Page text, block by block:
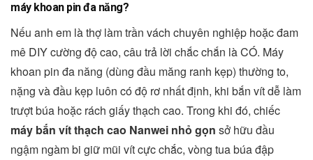
máy khoan pin đa năng?
Nếu anh em là thợ làm trần vách chuyên nghiệp hoặc đam
mê DIY cường độ cao, câu trả lời chắc chắn là CÓ. Máy
khoan pin đa năng (dùng đầu măng ranh kẹp) thường to,
nặng và đầu kẹp luôn có độ rơ nhất định, khi bắn vít dễ làm
trượt búa hoặc rách giấy thạch cao. Trong khi đó, chiếc
máy bắn vít thạch cao Nanwei nhỏ gọn sở hữu đầu
ngậm ngàm bi giữ mũi vít cực chắc, vòng tua búa đập